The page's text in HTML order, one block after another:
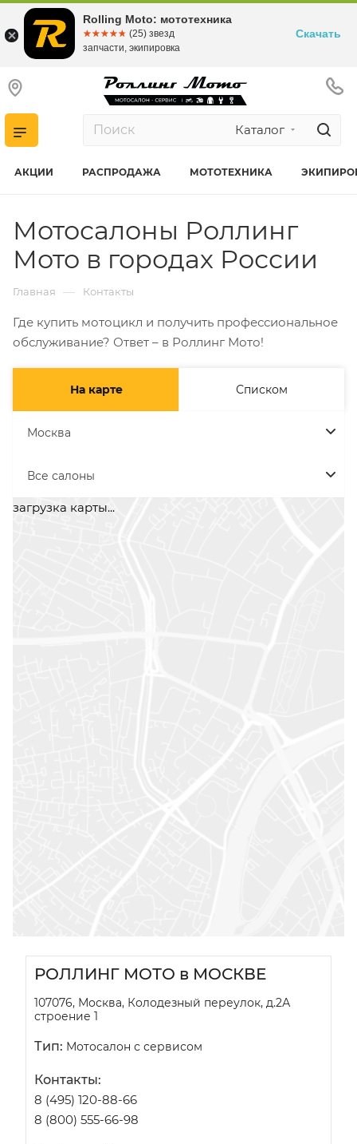
Каталог
АКЦИИ РАСПРОДАЖА МОТОТЕХНИКА
Мотосалоны Роллинг
Мото в городах России
Главная — Контакты
Где купить мотоцикл и получить профессиональное
обслуживание? Ответ – в Роллинг Мото!
На карте Списком
Москва
Все салоны
загрузка карты...
РОЛЛИНГ МОТО в МОСКВЕ
107076, Москва, Колодезный переулок, д.2А
строение 1
Тип: Мотосалон с сервисом
Контакты:
8 (495) 120-88-66
8 (800) 555-66-98
Rolling Moto: мототехника
☆☆☆☆☆
★★★★★ (25) звезд
запчасти, экипировка
Скачать